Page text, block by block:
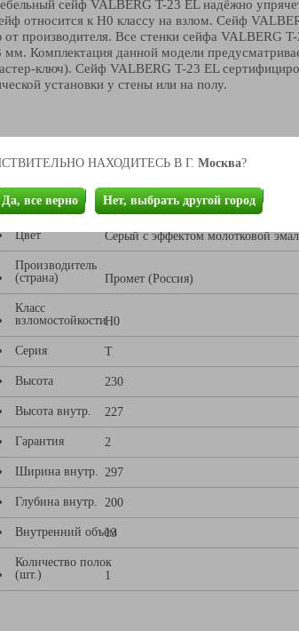
НАХОДИТЕСЬ В Г. Москва?
Да, все верно Нет, выбрать другой город
сейф VALBERG T-23 EL надёжно
относится к Н0 классу на взлом. Сейф
от производителя. Все стенки сейфа
мм. Комплектация данной модели
ключ). Сейф VALBERG T-23 EL
установки у стены или на полу.
Тип покрытия Порошковое
Цвет Серый с эффектом молотковой
Производитель
(страна)
Промет (Россия)
Класс
взломостойкостиН0
Серия T
Высота 230
Высота внутр. 227
Гарантия 2
Ширина внутр. 297
Глубина внутр. 200
Внутренний объём
13
Количество полок
(шт.)
1